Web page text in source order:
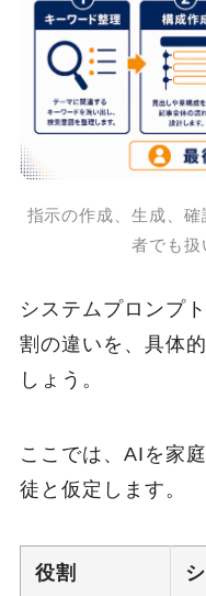
指示の作成、生成、
者でも扱
システムプロンプ
割の違いを、具体
しょう。
ここでは、AIを家
徒と仮定します。
役割